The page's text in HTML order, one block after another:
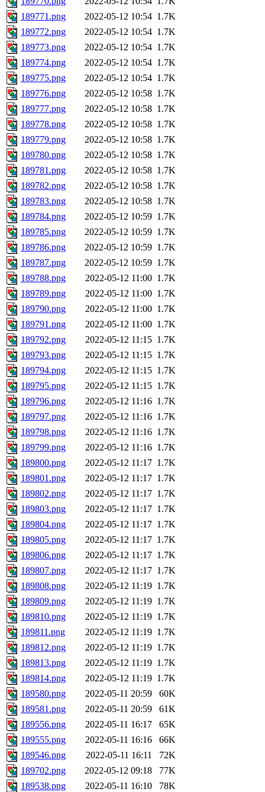
189771.png
2022-05-12 10:54 1.7K
189772.png
2022-05-12 10:54 1.7K
189773.png
2022-05-12 10:54 1.7K
189774.png
2022-05-12 10:54 1.7K
189775.png
2022-05-12 10:54 1.7K
189776.png
2022-05-12 10:58 1.7K
189777.png
2022-05-12 10:58 1.7K
189778.png
2022-05-12 10:58 1.7K
189779.png
2022-05-12 10:58 1.7K
189780.png
2022-05-12 10:58 1.7K
189781.png
2022-05-12 10:58 1.7K
189782.png
2022-05-12 10:58 1.7K
189783.png
2022-05-12 10:58 1.7K
189784.png
2022-05-12 10:59 1.7K
189785.png
2022-05-12 10:59 1.7K
189786.png
2022-05-12 10:59 1.7K
189787.png
2022-05-12 10:59 1.7K
189788.png
2022-05-12 11:00 1.7K
189789.png
2022-05-12 11:00 1.7K
189790.png
2022-05-12 11:00 1.7K
189791.png
2022-05-12 11:00 1.7K
189792.png
2022-05-12 11:15 1.7K
189793.png
2022-05-12 11:15 1.7K
189794.png
2022-05-12 11:15 1.7K
189795.png
2022-05-12 11:15 1.7K
189796.png
2022-05-12 11:16 1.7K
189797.png
2022-05-12 11:16 1.7K
189798.png
2022-05-12 11:16 1.7K
189799.png
2022-05-12 11:16 1.7K
189800.png
2022-05-12 11:17 1.7K
189801.png
2022-05-12 11:17 1.7K
189802.png
2022-05-12 11:17 1.7K
189803.png
2022-05-12 11:17 1.7K
189804.png
2022-05-12 11:17 1.7K
189805.png
2022-05-12 11:17 1.7K
189806.png
2022-05-12 11:17 1.7K
189807.png
2022-05-12 11:17 1.7K
189808.png
2022-05-12 11:19 1.7K
189809.png
2022-05-12 11:19 1.7K
189810.png
2022-05-12 11:19 1.7K
189811.png
2022-05-12 11:19 1.7K
189812.png
2022-05-12 11:19 1.7K
189813.png
2022-05-12 11:19 1.7K
189814.png
2022-05-12 11:19 1.7K
189580.png
2022-05-11 20:59
60K
189581.png
2022-05-11 20:59
61K
189556.png
2022-05-11 16:17
65K
189555.png
2022-05-11 16:16
66K
189546.png
2022-05-11 16:11
72K
189702.png
2022-05-12 09:18
77K
189538.png
2022-05-11 16:10
78K